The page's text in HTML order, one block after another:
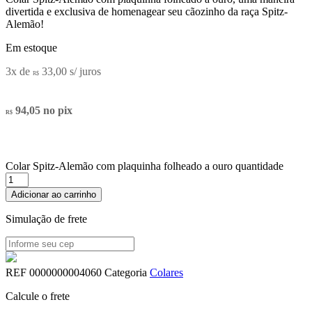
divertida e exclusiva de homenagear seu cãozinho da raça Spitz-
Alemão!
Em estoque
3x de R$ 33,00 s/ juros
R$ 94,05 no pix
Colar Spitz-Alemão com plaquinha folheado a ouro quantidade
Adicionar ao carrinho
Simulação de frete
REF 0000000004060 Categoria Colares
Calcule o frete